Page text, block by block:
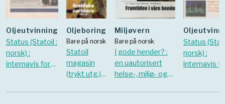
Oljeutvinning
Status (Statoil :
norsk) :
internavis for
Oljeboring
Bare på norsk
Statoil
magasin
(trykt utg.).
Miljøvern
Bare på norsk
I gode hender? :
en uautorisert
helse-, miljø- og
Status
norsk) :
internavis